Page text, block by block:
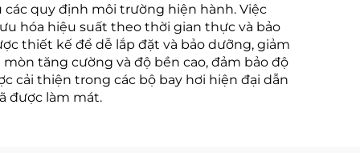
quy định môi trường hiện hành. Việc
hóa hiệu suất theo thời gian thực và bảo
thiết kế để dễ lắp đặt và bảo dưỡng, giảm
tăng cường và độ bền cao, đảm bảo độ
cải thiện trong các bộ bay hơi hiện đại dẫn
được làm mát.